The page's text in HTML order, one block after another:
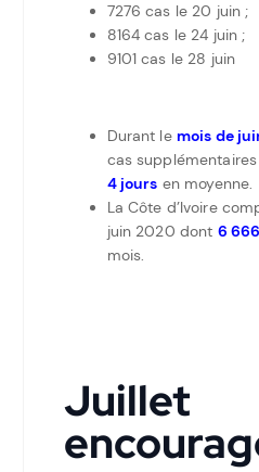
7276 cas le 20 juin ;
8164 cas le 24 juin ;
9101 cas le 28 juin
Durant le mois de
cas
4 jours en moyenne.
La Côte d’Ivoire
juin 2020 dont 6 666
mois.
Juillet